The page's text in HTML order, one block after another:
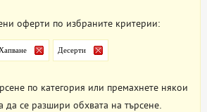
оферти по избраните критерии:
Десерти
по категория или премахнете някои
да се разшири обхвата на търсене.